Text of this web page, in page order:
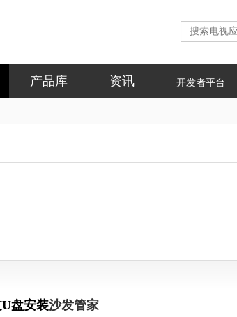
产品库 资讯 开发者平台
盘安装沙发管家